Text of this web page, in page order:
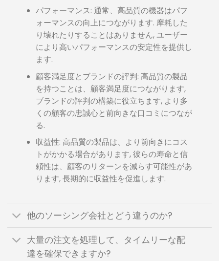
パフォーマンス: 通常、高品質の機器はパフ
ォーマンスの向上につながります. 摩耗した
り壊れたりすることはありません, ユーザー
により高いパフォーマンスの安定性を提供し
ます.
顧客満足度とブランドの評判: 高品質の製品
を持つことは、顧客満足度につながります,
ブランドの評判の構築に役立ちます, より多
くの顧客の忠誠心と前向きな口コミにつなが
る.
収益性: 高品質の製品は、より前向きにコス
トがかかる場合があります, 彼らの寿命と信
頼性は、顧客のリターンを減らす可能性があ
ります, 長期的に収益性を促進します.
他のソーシング会社とどう違うのか?
大量の注文を処理して、タイムリーな配
達を確保できますか?